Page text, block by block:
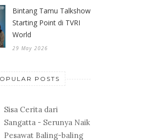
Bintang Tamu Talkshow
Starting Point di TVRI
World
29 May 2026
POSTS
Sisa Cerita dari
Sangatta - Serunya Naik
Pesawat Baling-baling